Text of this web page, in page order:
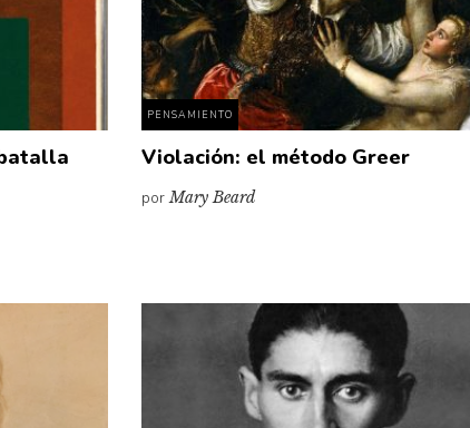
PENSAMIENTO
Violación: el método Greer
porMary Beard